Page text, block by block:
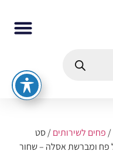
/פחים לשירותים/ סט